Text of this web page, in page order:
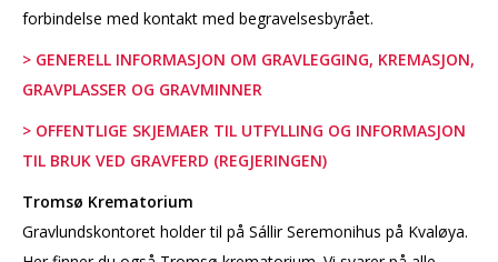
forbindelse med kontakt med begravelsesbyrået.
> GENERELL INFORMASJON OM GRAVLEGGING, KREMASJON,
GRAVPLASSER OG GRAVMINNER
> OFFENTLIGE SKJEMAER TIL UTFYLLING OG INFORMASJON
TIL BRUK VED GRAVFERD (REGJERINGEN)
Tromsø Krematorium
Gravlundskontoret holder til på Sállir Seremonihus på Kvaløya.